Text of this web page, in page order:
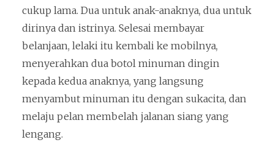
cukup lama. Dua untuk anak-anaknya, dua untuk
dirinya dan istrinya. Selesai membayar
belanjaan, lelaki itu kembali ke mobilnya,
menyerahkan dua botol minuman dingin
kepada kedua anaknya, yang langsung
menyambut minuman itu dengan sukacita, dan
melaju pelan membelah jalanan siang yang
lengang.